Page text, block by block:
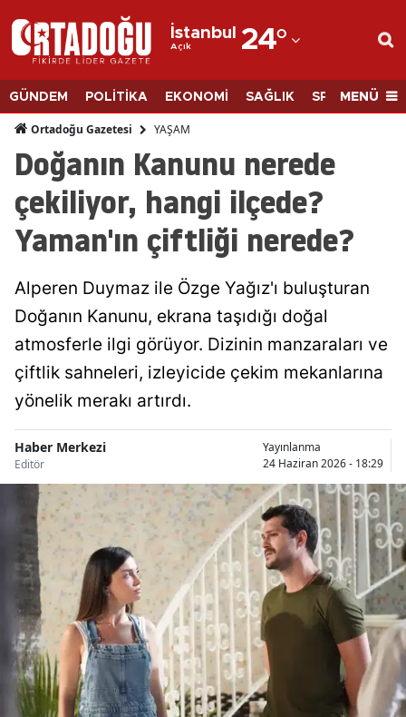
İstanbul
Açık 24°
Adana
Adıyaman
Afyonkarahisar
Ağrı
Amasya
Ankara
Antalya
Artvin
Aydın
Bilecik
Bitlis
Bolu
Burdur
Bursa
Çanakkale
Çankırı
GÜNDEM POLİTİKA EKONOMİ SAĞLIK SPORMENÜ
Ortadoğu Gazetesi YAŞAM
Doğanın Kanunu nerede
çekiliyor, hangi ilçede?
Yaman'ın çiftliği nerede?
Alperen Duymaz ile Özge Yağız'ı buluşturan
Doğanın Kanunu, ekrana taşıdığı doğal
atmosferle ilgi görüyor. Dizinin manzaraları ve
çiftlik sahneleri, izleyicide çekim mekanlarına
yönelik merakı artırdı.
Haber Merkezi
Editör
Yayınlanma
24 Haziran 2026 - 18:29